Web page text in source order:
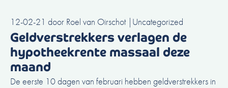
12-02-21 door Roel van Oirschot | Uncategorized
Geldverstrekkers verlagen de
hypotheekrente massaal deze
maand
De eerste 10 dagen van februari hebben geldverstrekkers in